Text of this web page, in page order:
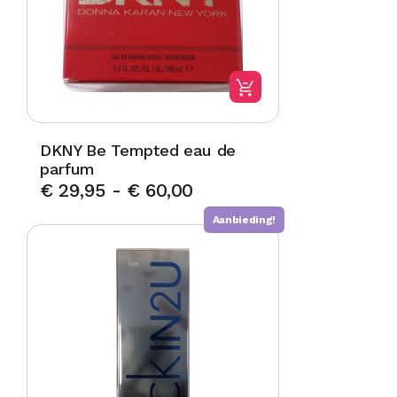
DKNY Be Tempted eau de
parfum
€29,95 - €60,00
Aanbieding!